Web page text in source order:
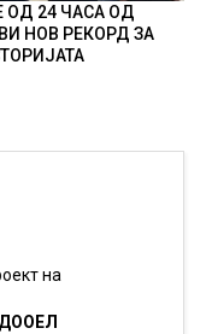
ОД 24 ЧАСА ОД
НОВ РЕКОРД ЗА
на